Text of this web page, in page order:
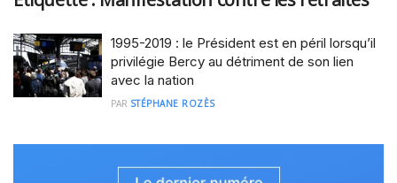
1995-2019 : le Président est en péril lorsqu’il
privilégie Bercy au détriment de son lien
avec la nation
PAR STÉPHANE ROZÈS